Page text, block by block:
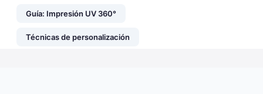
Guía: Impresión UV 360°
Técnicas de personalización